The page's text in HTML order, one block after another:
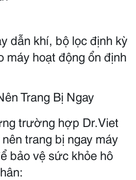
dẫn khí, bộ lọc định kỳ
máy hoạt động ổn định
Trang Bị Ngay
trường hợp Dr.Viet
trang bị ngay máy
bảo vệ sức khỏe hô